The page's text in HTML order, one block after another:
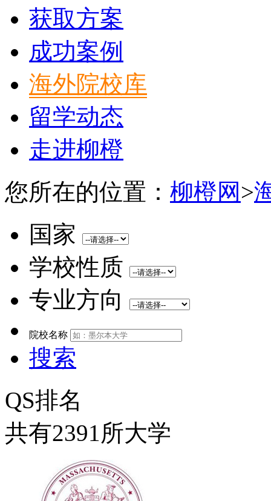
获取方案
成功案例
海外院校库
留学动态
走进柳橙
您所在的位置： 柳橙网 >
国家
学校性质
专业方向
院校名称
搜索
QS排名
共有2391所大学